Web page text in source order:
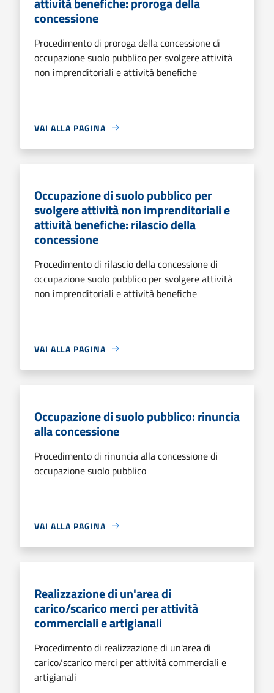
concessione
Procedimento di proroga della concessione di
occupazione suolo pubblico per svolgere attività
non imprenditoriali e attività benefiche
VAI ALLA PAGINA
Occupazione di suolo pubblico per
svolgere attività non imprenditoriali e
attività benefiche: rilascio della
concessione
Procedimento di rilascio della concessione di
occupazione suolo pubblico per svolgere attività
non imprenditoriali e attività benefiche
VAI ALLA PAGINA
Occupazione di suolo pubblico: rinuncia
alla concessione
Procedimento di rinuncia alla concessione di
occupazione suolo pubblico
VAI ALLA PAGINA
Realizzazione di un'area di
carico/scarico merci per attività
commerciali e artigianali
Procedimento di realizzazione di un'area di
carico/scarico merci per attività commerciali e
artigianali